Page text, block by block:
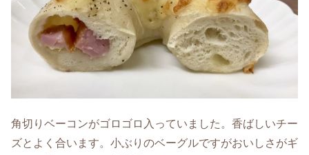
角切りベーコンがゴロゴロ入っていました。香ばしいチー
ズとよく合います。小ぶりのベーグルですがおいしさがギ